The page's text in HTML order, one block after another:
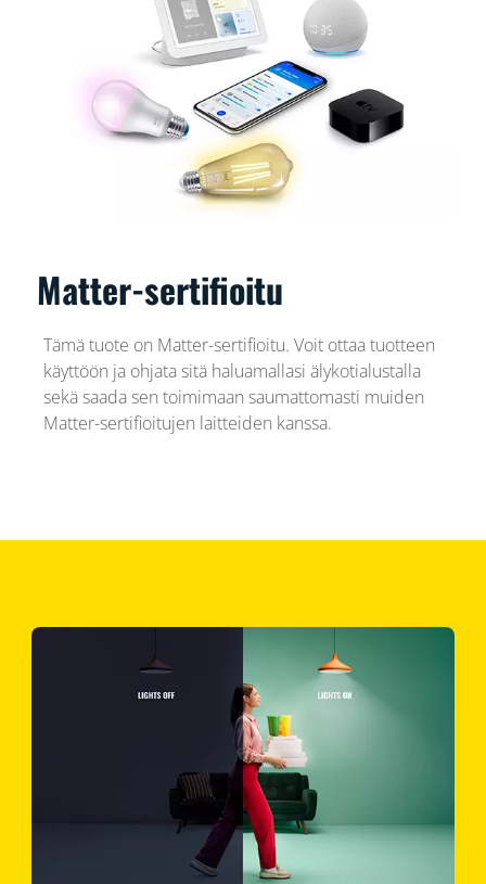
Matter-sertifioitu
Tämä tuote on Matter-sertifioitu. Voit ottaa tuotteen
käyttöön ja ohjata sitä haluamallasi älykotialustalla
sekä saada sen toimimaan saumattomasti muiden
Matter-sertifioitujen laitteiden kanssa.